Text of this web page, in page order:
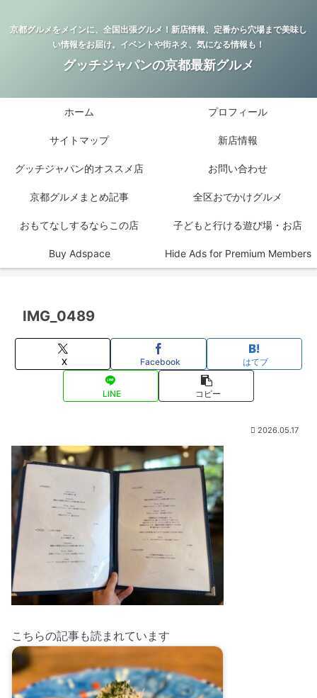
京都グルメをメインに、全国出張グルメ！新店情報、定番から穴場まで美味し
い情報をお届け。イベントや街ネタ、気になる情報も！
グッチジャパンの京都最新グルメ
ホーム プロフィール
サイトマップ 新店情報
グッチジャパン的オススメ店 お問い合わせ
京都グルメまとめ記事 全区おでかけグルメ
おもてなしするならこの店 子どもと行ける遊び場・お店
Buy Adspace Hide Ads for Premium Members
IMG_0489
X Facebook はてブ
LINE コピー
2026.05.17
こちらの記事も読まれています